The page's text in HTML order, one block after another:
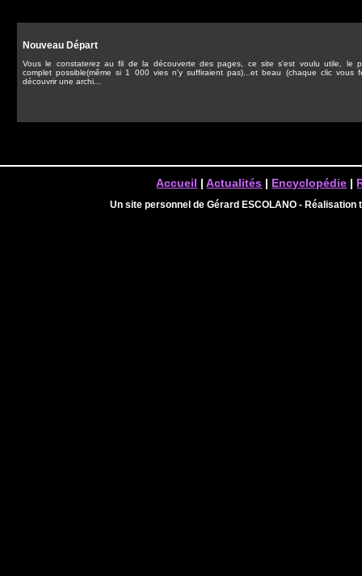
Nouveau Départ
Vous le constaterez au fil de la découverte des pages, ce site s'est voulu utile, le
complet possible(même si 1 000 vies n'y suffiraient pas)...et beau (chaque clic vous
découvrir une archi...
Accueil |Actualités | Encyclopédie |
Un site personnel de Gérard ESCOLANO -